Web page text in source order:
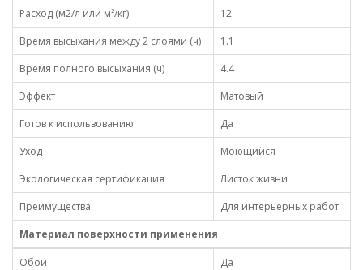
Расход (м2/л или м²/кг)
12
Время высыхания между 2 слоями (ч)
1.1
Время полного высыхания (ч)
4.4
Эффект
Матовый
Готов к использованию
Да
Уход
Моющийся
Экологическая сертификация
Листок жизни
Преимущества
Для интерьерных работ
Материал поверхности применения
Обои
Да